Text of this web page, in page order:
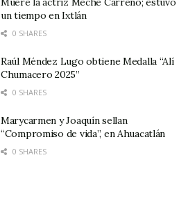
un tiempo en Ixtlán
0 SHARES
Raúl Méndez Lugo obtiene Medalla “Alí
Chumacero 2025”
0 SHARES
Marycarmen y Joaquín sellan
“Compromiso de vida”, en Ahuacatlán
0 SHARES